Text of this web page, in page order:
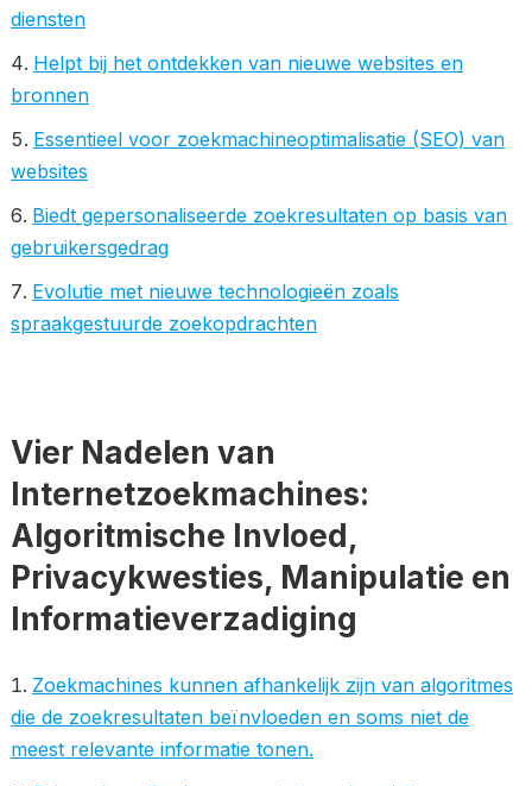
diensten
Helpt bij het ontdekken van nieuwe websites en
bronnen
Essentieel voor zoekmachineoptimalisatie (SEO) van
websites
Biedt gepersonaliseerde zoekresultaten op basis van
gebruikersgedrag
Evolutie met nieuwe technologieën zoals
spraakgestuurde zoekopdrachten
Vier Nadelen van
Internetzoekmachines:
Algoritmische Invloed,
Privacykwesties, Manipulatie en
Informatieverzadiging
Zoekmachines kunnen afhankelijk zijn van algoritmes
die de zoekresultaten beïnvloeden en soms niet de
meest relevante informatie tonen.